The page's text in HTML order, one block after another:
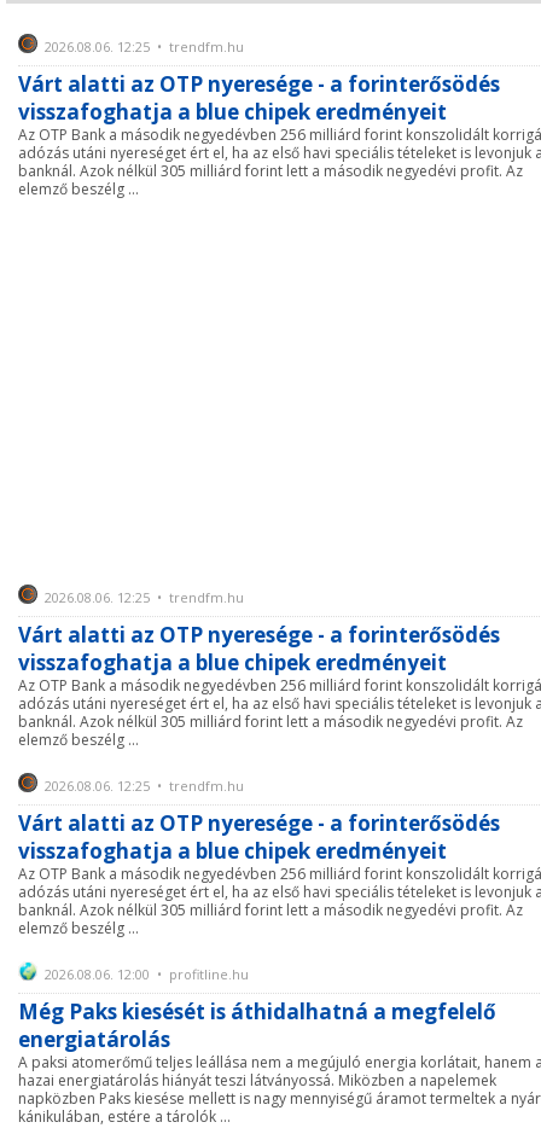
2026.08.06. 12:25 • trendfm.hu
Várt alatti az OTP nyeresége - a forinterősödés
visszafoghatja a blue chipek eredményeit
Az OTP Bank a második negyedévben 256 milliárd forint konszolidált
adózás utáni nyereséget ért el, ha az első havi speciális tételeket is levonjuk
banknál. Azok nélkül 305 milliárd forint lett a második negyedévi profit. Az
elemző beszélg ...
2026.08.06. 12:25 • trendfm.hu
Várt alatti az OTP nyeresége - a forinterősödés
visszafoghatja a blue chipek eredményeit
Az OTP Bank a második negyedévben 256 milliárd forint konszolidált
adózás utáni nyereséget ért el, ha az első havi speciális tételeket is levonjuk
banknál. Azok nélkül 305 milliárd forint lett a második negyedévi profit. Az
elemző beszélg ...
2026.08.06. 12:25 • trendfm.hu
Várt alatti az OTP nyeresége - a forinterősödés
visszafoghatja a blue chipek eredményeit
Az OTP Bank a második negyedévben 256 milliárd forint konszolidált
adózás utáni nyereséget ért el, ha az első havi speciális tételeket is levonjuk
banknál. Azok nélkül 305 milliárd forint lett a második negyedévi profit. Az
elemző beszélg ...
2026.08.06. 12:00 • profitline.hu
Még Paks kiesését is áthidalhatná a megfelelő
energiatárolás
A paksi atomerőmű teljes leállása nem a megújuló energia korlátait, hanem
hazai energiatárolás hiányát teszi látványossá. Miközben a napelemek
napközben Paks kiesése mellett is nagy mennyiségű áramot termeltek a
kánikulában, estére a tárolók ...